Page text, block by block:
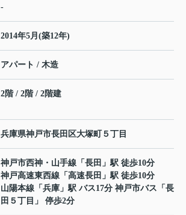
-
2014年5月(築12年)
アパート / 木造
2階 / 2階 / 2階建
兵庫県神戸市長田区大塚町 ５丁目
神戸市西神・山手線 「 長田 」駅 徒歩10分
神戸高速東西線 「 高速長田 」駅 徒歩10分
山陽本線 「 兵庫 」駅 バス17分 神戸市バス「長
田５丁目」 停歩2分